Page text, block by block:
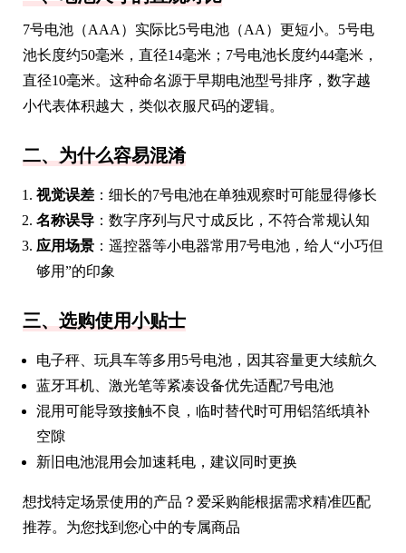
7号电池（AAA）实际比5号电池（AA）更短小。5号电
池长度约50毫米，直径14毫米；7号电池长度约44毫米，
直径10毫米。这种命名源于早期电池型号排序，数字越
小代表体积越大，类似衣服尺码的逻辑。
二、为什么容易混淆
视觉误差 ：细长的7号电池在单独观察时可能显得修长
名称误导 ：数字序列与尺寸成反比，不符合常规认知
应用场景 ：遥控器等小电器常用7号电池，给人“小巧但
够用”的印象
三、选购使用小贴士
电子秤、玩具车等多用5号电池，因其容量更大续航久
蓝牙耳机、激光笔等紧凑设备优先适配7号电池
混用可能导致接触不良，临时替代时可用铝箔纸填补
空隙
新旧电池混用会加速耗电，建议同时更换
想找特定场景使用的产品？爱采购能根据需求精准匹配
推荐。为您找到您心中的专属商品